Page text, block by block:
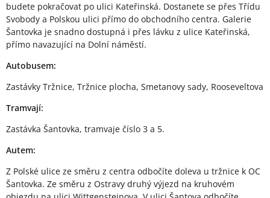
budete pokračovat po ulici Kateřinská. Dostanete se přes Třídu
Svobody a Polskou ulici přímo do obchodního centra. Galerie
Šantovka je snadno dostupná i přes lávku z ulice Kateřinská,
přímo navazující na Dolní náměstí.
Autobusem:
Zastávky Tržnice, Tržnice plocha, Smetanovy sady, Rooseveltova
Tramvají:
Zastávka Šantovka, tramvaje číslo 3 a 5.
Autem:
Z Polské ulice ze směru z centra odbočíte doleva u tržnice k OC
Šantovka. Ze směru z Ostravy druhý výjezd na kruhovém